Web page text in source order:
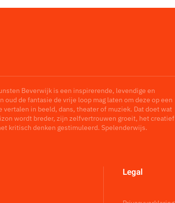
Beverwijk is een inspirerende, levendige en
oud de fantasie de vrije loop mag laten om deze op een
vertalen in beeld, dans, theater of muziek. Dat doet wat
wordt breder, zijn zelfvertrouwen groeit, het creatief
kritisch denken gestimuleerd. Spelenderwijs.
Legal